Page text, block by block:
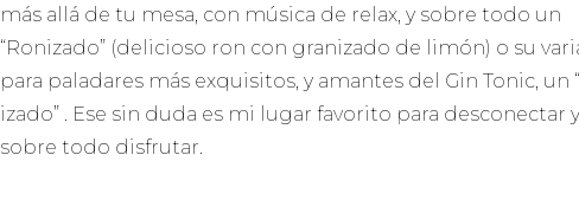
más allá de tu mesa, con música de relax, y sobre todo un
“Ronizado” (delicioso ron con granizado de limón) o su
para paladares más exquisitos, y amantes del Gin Tonic, un
izado” . Ese sin duda es mi lugar favorito para desconectar y
sobre todo disfrutar.